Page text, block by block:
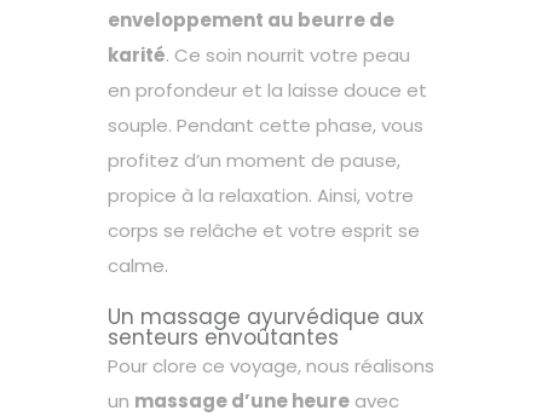
enveloppement au beurre de
karité. Ce soin nourrit votre peau
en profondeur et la laisse douce et
souple. Pendant cette phase, vous
profitez d’un moment de pause,
propice à la relaxation. Ainsi, votre
corps se relâche et votre esprit se
calme.
Un massage ayurvédique aux
senteurs envoûtantes
Pour clore ce voyage, nous réalisons
un massage d’une heure avec